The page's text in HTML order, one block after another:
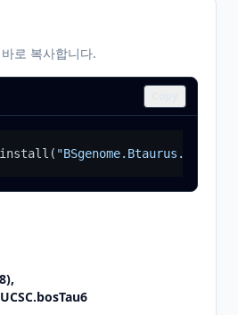
로 복사합니다.
install (